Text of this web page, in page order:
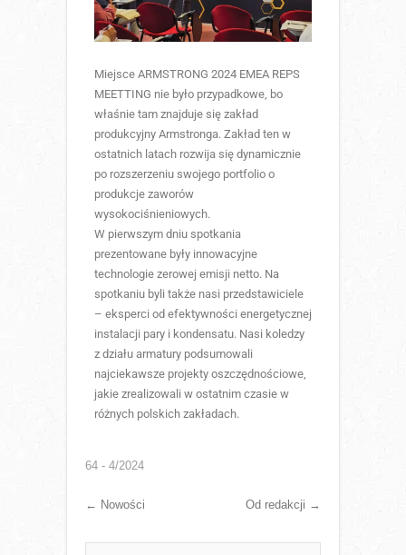
Miejsce ARMSTRONG 2024 EMEA REPS
MEETTING nie było przypadkowe, bo
właśnie tam znajduje się zakład
produkcyjny Armstronga. Zakład ten w
ostatnich latach rozwija się dynamicznie
po rozszerzeniu swojego portfolio o
produkcje zaworów
wysokociśnieniowych.
W pierwszym dniu spotkania
prezentowane były innowacyjne
technologie zerowej emisji netto. Na
spotkaniu byli także nasi przedstawiciele
– eksperci od efektywności energetycznej
instalacji pary i kondensatu. Nasi koledzy
z działu armatury podsumowali
najciekawsze projekty oszczędnościowe,
jakie zrealizowali w ostatnim czasie w
różnych polskich zakładach.
64 - 4/2024
← Nowości Od redakcji →